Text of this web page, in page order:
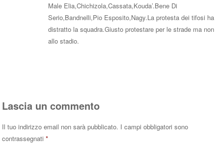
Male Elia,Chichizola,Cassata,Kouda’.Bene Di
Serio,Bandnelli,Pio Esposito,Nagy.La protesta dei tifosi ha
distratto la squadra.Giusto protestare per le strade ma non
allo stadio.
Lascia un commento
Il tuo indirizzo email non sarà pubblicato. I campi obbligatori sono
contrassegnati*